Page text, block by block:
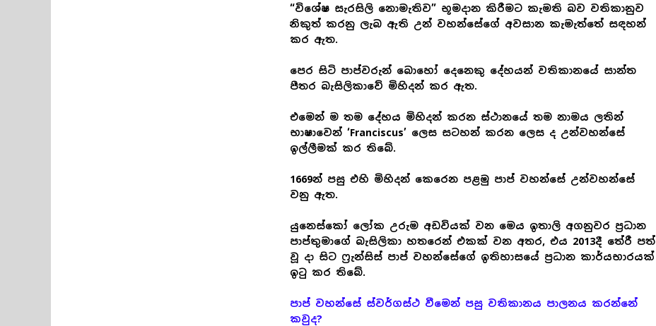
“විශේෂ සැරසිලි නොමැතිව” භූමදාන කිරීමට කැමති බව වතිකානුව
නිකුත් කරනු ලැබ ඇති උන් වහන්සේගේ අවසාන කැමැත්තේ සඳහන්
කර ඇත.
පෙර සිටි පාප්වරුන් බොහෝ දෙනෙකු දේහයන් වතිකානයේ සාන්ත
පීතර බැසිලිකාවේ මිහිදන් කර ඇත.
එමෙන් ම තම දේහය මිහිදන් කරන ස්ථානයේ තම නාමය ලතින්
භාෂාවෙන් ‘Franciscus’ ලෙස සටහන් කරන ලෙස ද උන්වහන්සේ
ඉල්ලීමක් කර තිබේ.
1669න් පසු එහි මිහිදන් කෙරෙන පළමු පාප් වහන්සේ උන්වහන්සේ
වනු ඇත.
යුනෙස්කෝ ලෝක උරුම අඩවියක් වන මෙය ඉතාලි අගනුවර ප්‍රධාන
පාප්තුමාගේ බැසිලිකා හතරෙන් එකක් වන අතර, එය 2013දී තේරී පත්
වූ දා සිට ෆ්‍රැන්සිස් පාප් වහන්සේගේ ඉතිහාසයේ ප්‍රධාන කාර්යභාරයක්
ඉටු කර තිබේ.
පාප් වහන්සේ ස්වර්ගස්ථ වීමෙන් පසු වතිකානය පාලනය කරන්නේ
කවුද?